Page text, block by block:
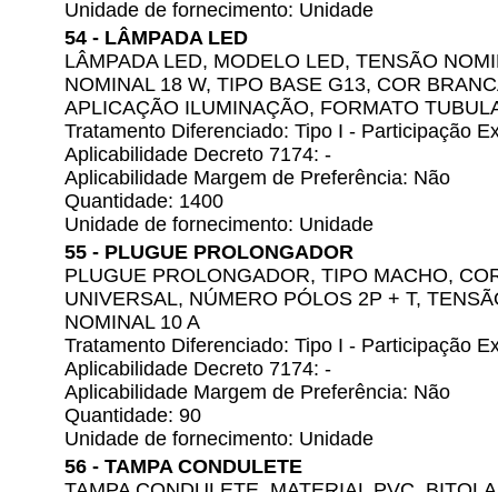
Unidade de fornecimento: Unidade
54 - LÂMPADA LED
LÂMPADA LED, MODELO LED, TENSÃO
NOMINAL 18 W, TIPO BASE G13, COR
APLICAÇÃO ILUMINAÇÃO, FORMATO
Tratamento Diferenciado: Tipo I - Participação
Aplicabilidade Decreto 7174: -
Aplicabilidade Margem de Preferência: Não
Quantidade: 1400
Unidade de fornecimento: Unidade
55 - PLUGUE PROLONGADOR
PLUGUE PROLONGADOR, TIPO MACHO,
UNIVERSAL, NÚMERO PÓLOS 2P + T,
NOMINAL 10 A
Tratamento Diferenciado: Tipo I - Participação
Aplicabilidade Decreto 7174: -
Aplicabilidade Margem de Preferência: Não
Quantidade: 90
Unidade de fornecimento: Unidade
56 - TAMPA CONDULETE